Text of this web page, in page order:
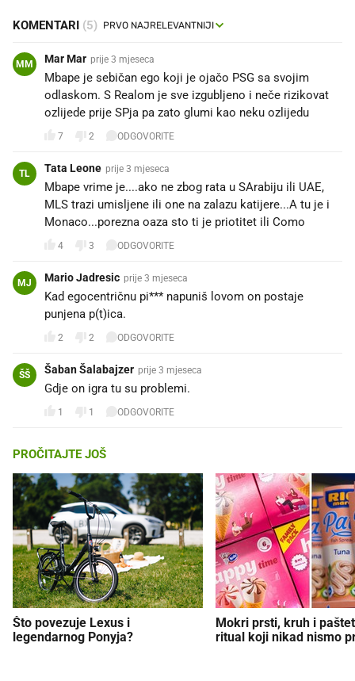
KOMENTARI (5)
MM Mar Mar prije 3 mjeseca
Mbape je sebičan ego koji je ojačo PSG sa svojim
odlaskom. S Realom je sve izgubljeno i neče rizikovat
ozlijede prije SPja pa zato glumi kao neku ozlijedu
7 2 ODGOVORITE
TL Tata Leone prije 3 mjeseca
Mbape vrime je....ako ne zbog rata u SArabiju ili UAE,
MLS trazi umisljene ili one na zalazu katijere...A tu je i
Monaco...porezna oaza sto ti je priotitet ili Como
4 3 ODGOVORITE
MJ Mario Jadresic prije 3 mjeseca
Kad egocentričnu pi*** napuniš lovom on postaje
punjena p(t)ica.
2 2 ODGOVORITE
ŠŠ Šaban Šalabajzer prije 3 mjeseca
Gdje on igra tu su problemi.
1 1 ODGOVORITE
PROČITAJTE JOŠ
Što povezuje Lexus i
legendarnog Ponyja?
Mokri prsti, kruh i
ritual koji nikad nismo